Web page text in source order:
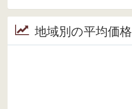
地域別の平均価格